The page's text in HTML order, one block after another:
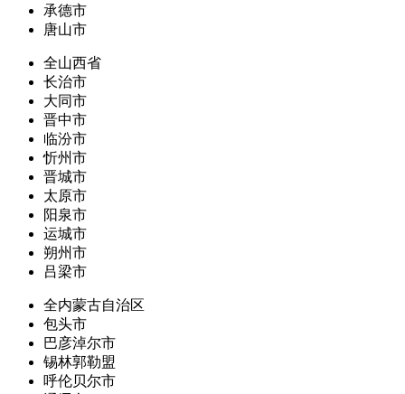
承德市
唐山市
全山西省
长治市
大同市
晋中市
临汾市
忻州市
晋城市
太原市
阳泉市
运城市
朔州市
吕梁市
全内蒙古自治区
包头市
巴彦淖尔市
锡林郭勒盟
呼伦贝尔市